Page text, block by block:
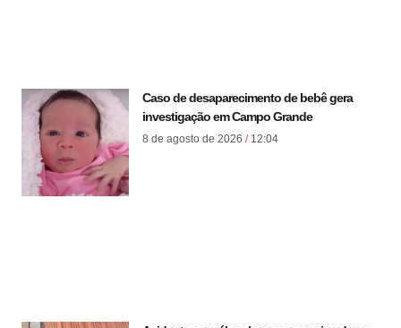
Caso de desaparecimento de bebê gera
investigação em Campo Grande
8 de agosto de 2026 12:04